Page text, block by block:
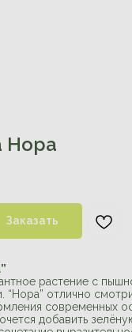
Нора
Заказать
растение с
“Нора” отлично
современных
добавить